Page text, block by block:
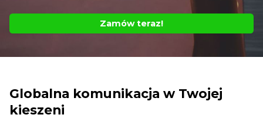
Zamów teraz!
Globalna komunikacja w Twojej
kieszeni